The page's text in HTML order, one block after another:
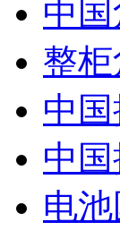
中
整
中
中
电